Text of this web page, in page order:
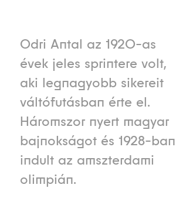
Odri Antal az 1920-as
évek jeles sprintere volt,
aki legnagyobb sikereit
váltófutásban érte el.
Háromszor nyert magyar
bajnokságot és 1928-ban
indult az amszterdami
olimpián.